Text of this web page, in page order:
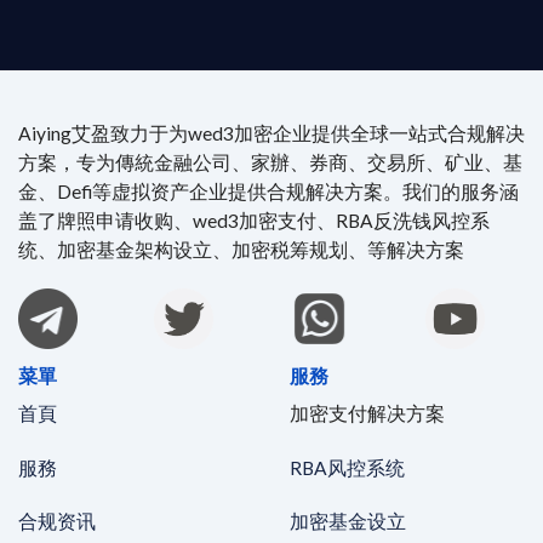
Aiying艾盈致力于为wed3加密企业提供全球一站式合规解决
方案，专为傳統金融公司、家辦、券商、交易所、矿业、基
金、Defi等虚拟资产企业提供合规解决方案。我们的服务涵
盖了牌照申请收购、wed3加密支付、RBA反洗钱风控系
统、加密基金架构设立、加密税筹规划、等解决方案
菜單
首頁
服務
合规资讯
服務
加密支付解决方案
RBA风控系统
加密基金设立